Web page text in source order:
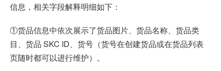
信息，相关字段解释明细如下：
①货品信息中依次展示了货品图片、货品名称、货品类
目、货品 SKC ID、货号（货号在创建货品或在货品列表
页随时都可以进行维护）。